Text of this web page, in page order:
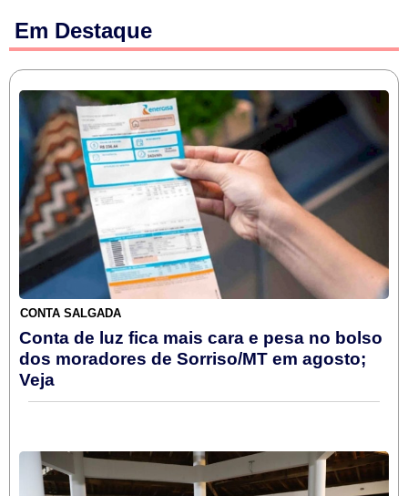
Em Destaque
CONTA SALGADA
Conta de luz fica mais cara e pesa no bolso
dos moradores de Sorriso/MT em agosto;
Veja